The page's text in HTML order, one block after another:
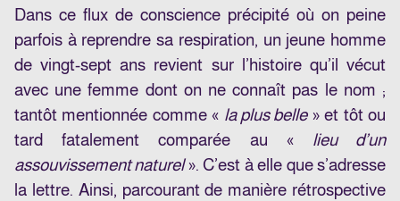
Dans ce flux de conscience précipité où on peine
parfois à reprendre sa respiration, un jeune homme
de vingt-sept ans revient sur l’histoire qu’il vécut
avec une femme dont on ne connaît pas le nom ;
tantôt mentionnée comme « la plus belle» et tôt ou
tard fatalement comparée au « lieu d’un
assouvissement naturel». C’est à elle que s’adresse
la lettre. Ainsi, parcourant de manière rétrospective